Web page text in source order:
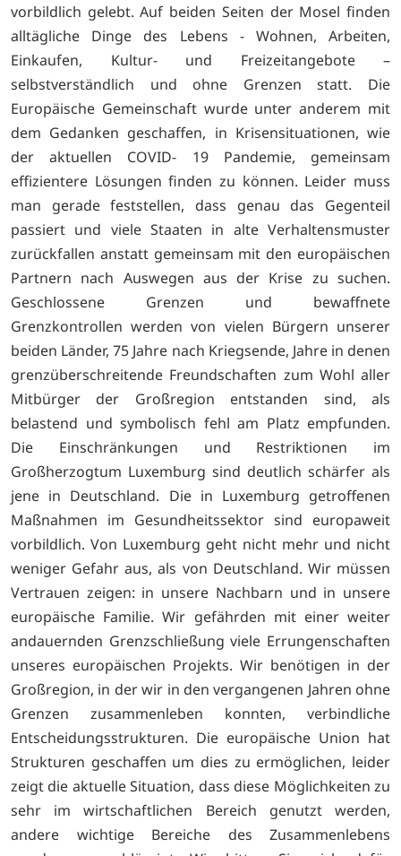
vorbildlich gelebt. Auf beiden Seiten der Mosel finden
alltägliche Dinge des Lebens - Wohnen, Arbeiten,
Einkaufen, Kultur- und Freizeitangebote –
selbstverständlich und ohne Grenzen statt. Die
Europäische Gemeinschaft wurde unter anderem mit
dem Gedanken geschaffen, in Krisensituationen, wie
der aktuellen COVID- 19 Pandemie, gemeinsam
effizientere Lösungen finden zu können. Leider muss
man gerade feststellen, dass genau das Gegenteil
passiert und viele Staaten in alte Verhaltensmuster
zurückfallen anstatt gemeinsam mit den europäischen
Partnern nach Auswegen aus der Krise zu suchen.
Geschlossene Grenzen und bewaffnete
Grenzkontrollen werden von vielen Bürgern unserer
beiden Länder, 75 Jahre nach Kriegsende, Jahre in denen
grenzüberschreitende Freundschaften zum Wohl aller
Mitbürger der Großregion entstanden sind, als
belastend und symbolisch fehl am Platz empfunden.
Die Einschränkungen und Restriktionen im
Großherzogtum Luxemburg sind deutlich schärfer als
jene in Deutschland. Die in Luxemburg getroffenen
Maßnahmen im Gesundheitssektor sind europaweit
vorbildlich. Von Luxemburg geht nicht mehr und nicht
weniger Gefahr aus, als von Deutschland. Wir müssen
Vertrauen zeigen: in unsere Nachbarn und in unsere
europäische Familie. Wir gefährden mit einer weiter
andauernden Grenzschließung viele Errungenschaften
unseres europäischen Projekts. Wir benötigen in der
Großregion, in der wir in den vergangenen Jahren ohne
Grenzen zusammenleben konnten, verbindliche
Entscheidungsstrukturen. Die europäische Union hat
Strukturen geschaffen um dies zu ermöglichen, leider
zeigt die aktuelle Situation, dass diese Möglichkeiten zu
sehr im wirtschaftlichen Bereich genutzt werden,
andere wichtige Bereiche des Zusammenlebens